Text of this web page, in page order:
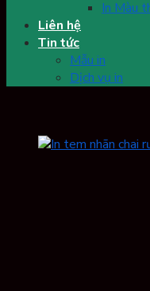
In Màu
Liên hệ
Tin tức
Mẫu in
Dịch vụ in